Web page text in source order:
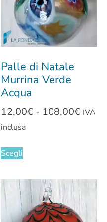
Palle di Natale
Murrina Verde
Acqua
12,00€ - 108,00€ IVA
inclusa
Scegli